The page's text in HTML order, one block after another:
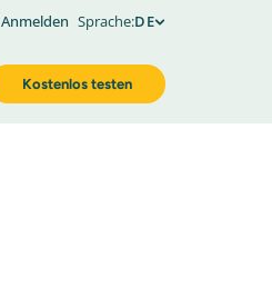
Anmelden Sprache:DE
Kostenlos testen